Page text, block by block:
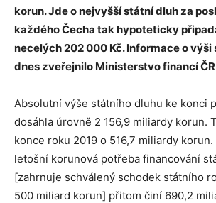
korun. Jde o nejvyšší státní dluh za
každého Čecha tak hypoteticky
necelých 202 000 Kč. Informace o
dnes zveřejnilo Ministerstvo financí ČR
Absolutní výše státního dluhu ke konci
dosáhla úrovně 2 156,9 miliardy korun.
konce roku 2019 o 516,7 miliardy
letošní korunová potřeba financování
[zahrnuje schválený schodek státního
500 miliard korun] přitom činí 690,2